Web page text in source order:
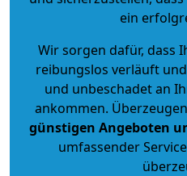
ein
Wir sorgen dafür, dass
reibungslos verläuft
und unbeschadet an
ankommen.
günstigen Angeboten
umfassender